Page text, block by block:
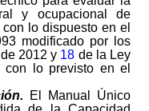
y ocupacional de
lo dispuesto en el
modificado por los
2012 y 18 de la Ley
con lo previsto en el
El Manual Único